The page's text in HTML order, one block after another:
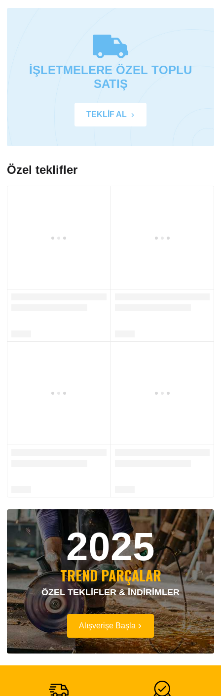
İŞLETMELERE ÖZEL TOPLU
SATIŞ
TEKLİF AL
Özel teklifler
2025
TREND PARÇALAR
ÖZEL TEKLİFLER & İNDİRİMLER
Alışverişe Başla